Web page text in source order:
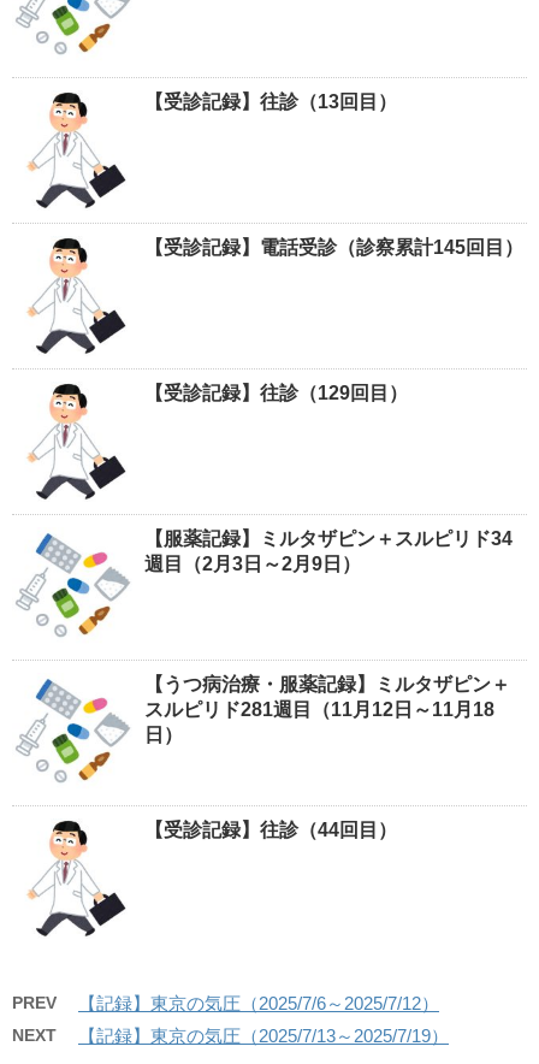
【受診記録】往診（13回目）
【受診記録】電話受診（診察累計145回目）
【受診記録】往診（129回目）
【服薬記録】ミルタザピン＋スルピリド34
週目（2月3日～2月9日）
【うつ病治療・服薬記録】ミルタザピン＋
スルピリド281週目（11月12日～11月18
日）
【受診記録】往診（44回目）
PREV 【記録】東京の気圧（2025/7/6～2025/7/12）
NEXT 【記録】東京の気圧（2025/7/13～2025/7/19）